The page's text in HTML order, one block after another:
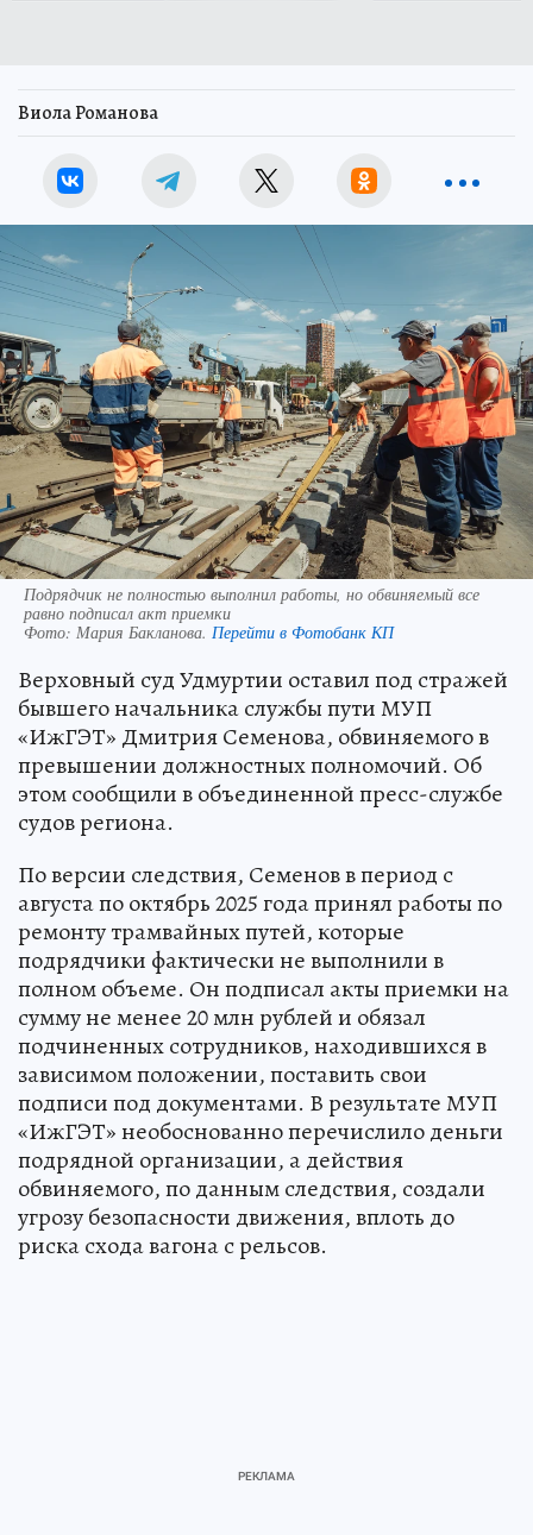
Виола Романова
Подрядчик не полностью выполнил работы, но обвиняемый все
равно подписал акт приемки
Фото: Мария Бакланова. Перейти в Фотобанк КП
Верховный суд Удмуртии оставил под стражей
бывшего начальника службы пути МУП
«ИжГЭТ» Дмитрия Семенова, обвиняемого в
превышении должностных полномочий. Об
этом сообщили в объединенной пресс-службе
судов региона.
По версии следствия, Семенов в период с
августа по октябрь 2025 года принял работы по
ремонту трамвайных путей, которые
подрядчики фактически не выполнили в
полном объеме. Он подписал акты приемки на
сумму не менее 20 млн рублей и обязал
подчиненных сотрудников, находившихся в
зависимом положении, поставить свои
подписи под документами. В результате МУП
«ИжГЭТ» необоснованно перечислило деньги
подрядной организации, а действия
обвиняемого, по данным следствия, создали
угрозу безопасности движения, вплоть до
риска схода вагона с рельсов.